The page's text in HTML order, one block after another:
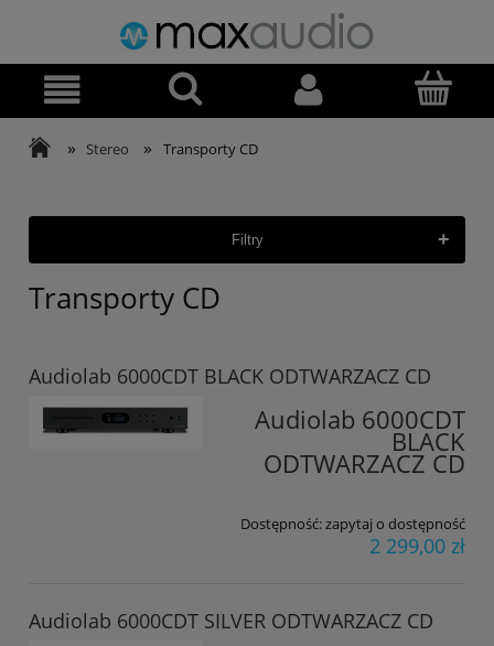
» Stereo » Transporty CD
Filtry +
Transporty CD
Audiolab 6000CDT BLACK ODTWARZACZ CD
Audiolab 6000CDT
BLACK
ODTWARZACZ CD
Dostępność:zapytaj o dostępność
2 299,00 zł
Audiolab 6000CDT SILVER ODTWARZACZ CD